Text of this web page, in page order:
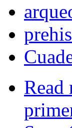
Read